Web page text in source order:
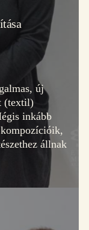
új
(textil)
inkább
állnak